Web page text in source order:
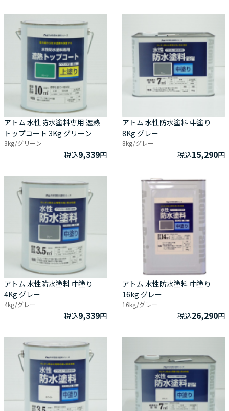
アトム 水性防水塗料専用 遮熱
トップコート 3Kg グリーン
3kg/グリーン
税込9,339円
アトム 水性防水塗料 中塗り
8Kg グレー
8kg/グレー
税込15,290円
アトム 水性防水塗料 中塗り
4Kg グレー
4kg/グレー
税込9,339円
アトム 水性防水塗料 中塗り
16kg グレー
16kg/グレー
税込26,290円